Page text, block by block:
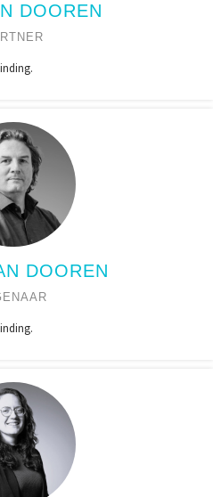
DOOREN
DOOREN